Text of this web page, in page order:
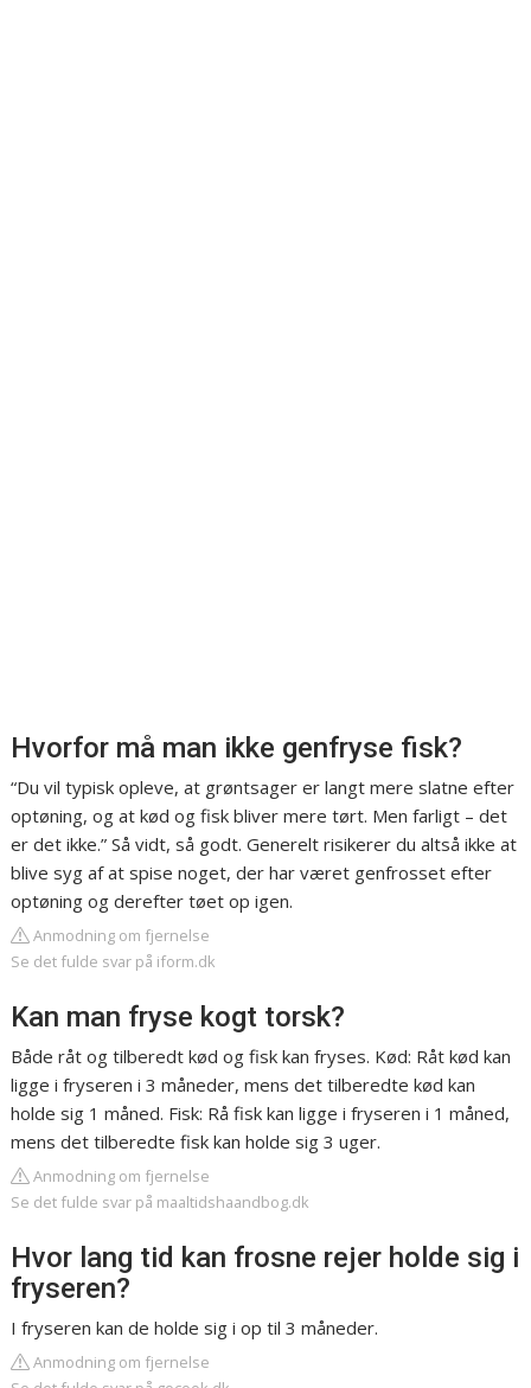
Hvorfor må man ikke genfryse fisk?
“Du vil typisk opleve, at grøntsager er langt mere slatne efter
optøning, og at kød og fisk bliver mere tørt. Men farligt – det
er det ikke.” Så vidt, så godt. Generelt risikerer du altså ikke at
blive syg af at spise noget, der har været genfrosset efter
optøning og derefter tøet op igen.
Anmodning om fjernelse
Se det fulde svar på iform.dk
Kan man fryse kogt torsk?
Både råt og tilberedt kød og fisk kan fryses. Kød: Råt kød kan
ligge i fryseren i 3 måneder, mens det tilberedte kød kan
holde sig 1 måned. Fisk: Rå fisk kan ligge i fryseren i 1 måned,
mens det tilberedte fisk kan holde sig 3 uger.
Anmodning om fjernelse
Se det fulde svar på maaltidshaandbog.dk
Hvor lang tid kan frosne rejer holde sig i
fryseren?
I fryseren kan de holde sig i op til 3 måneder.
Anmodning om fjernelse